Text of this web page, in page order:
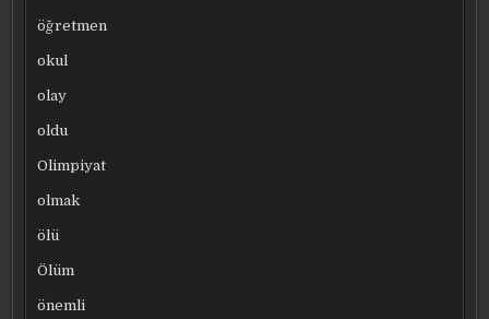
öğretmen
okul
olay
oldu
Olimpiyat
olmak
ölü
Ölüm
önemli